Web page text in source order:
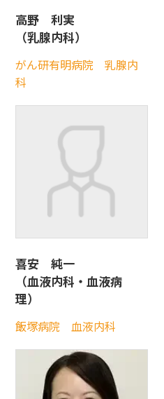
高野 利実
（乳腺内科）
がん研有明病院 乳腺内
科
喜安 純一
（血液内科・血液病
理）
飯塚病院 血液内科